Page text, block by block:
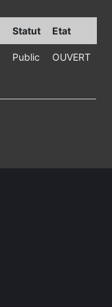
Statut Etat
Public OUVERT